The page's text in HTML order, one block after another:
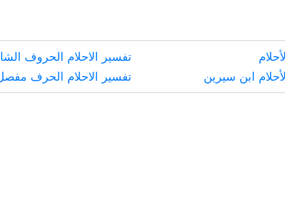
إلا
أن
تكونوا
باكين
ابن سيرين
تفسير الاحلام الحروف
تفسير الاحلام الحرف